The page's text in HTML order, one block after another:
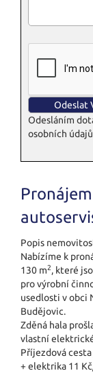
Odesláním
osobních údajů
Popis
Nabízíme k
130 m2, které
pro výrobní
usedlosti v obci
Budějovic.
Zděná hala
vlastní
Příjezdová
+ elektrika 11